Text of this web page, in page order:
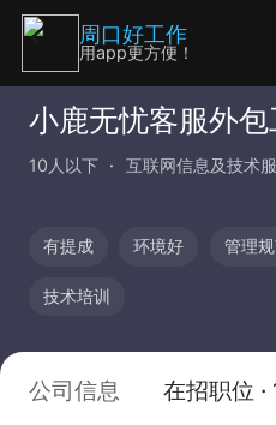
小鹿无忧客服外
10人以下 互联网信息及技术
有提成 环境好 管理
技术培训
公司信息 在招职位 ·
周口好工作
用app更方便！